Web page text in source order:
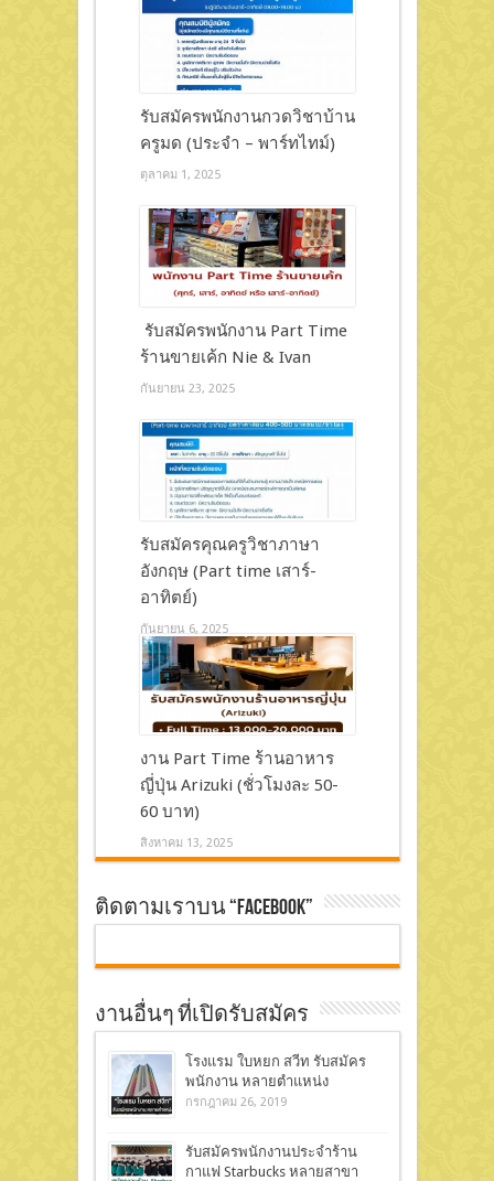
รับสมัครพนักงานกวดวิชาบ้าน
ครูมด (ประจำ – พาร์ทไทม์)
ตุลาคม 1, 2025
รับสมัครพนักงาน Part Time
ร้านขายเค้ก Nie & Ivan
กันยายน 23, 2025
รับสมัครคุณครูวิชาภาษา
อังกฤษ (Part time เสาร์-
อาทิตย์)
กันยายน 6, 2025
งาน Part Time ร้านอาหาร
ญี่ปุ่น Arizuki (ชั่วโมงละ 50-
60 บาท)
สิงหาคม 13, 2025
ติดตามเราบน “Facebook”
งานอื่นๆ ที่เปิดรับสมัคร
โรงแรม ใบหยก สวีท รับสมัคร
พนักงาน หลายตำแหน่ง
กรกฎาคม 26, 2019
รับสมัครพนักงานประจำร้าน
กาแฟ Starbucks หลายสาขา